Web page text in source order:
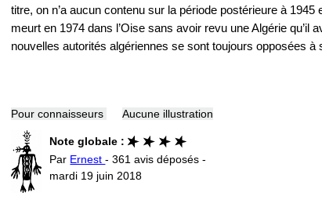
titre, on n’a aucun contenu sur la période postérieure à 1945
meurt en 1974 dans l’Oise sans avoir revu une Algérie qu’il
nouvelles autorités algériennes se sont toujours opposées
Pour connaisseurs Aucune illustration
Note globale :
Par Ernest- 361 avis déposés -
mardi 19 juin 2018